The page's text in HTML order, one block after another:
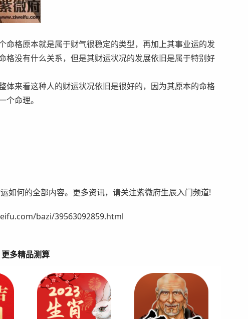
命格原本就是属于财气很稳定的类型，再加上其事业运的发
格没有什么关系，但是其财运状况的发展依旧是属于特别好
体来看这种人的财运状况依旧是很好的，因为其原本的命格
命理。
如何的全部内容。更多资讯，请关注紫微府生辰入门频道!
bazi/39563092859.html
更多精品测算